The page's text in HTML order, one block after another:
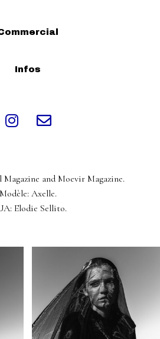
Infos
and Moevir Magazine.
Modèle: Axelle.
Elodie Sellito.